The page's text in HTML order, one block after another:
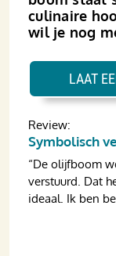
culinaire
wil je nog
Review:
Symbolisch
“De olijfboom
verstuurd. Dat
ideaal. Ik ben
LAAT